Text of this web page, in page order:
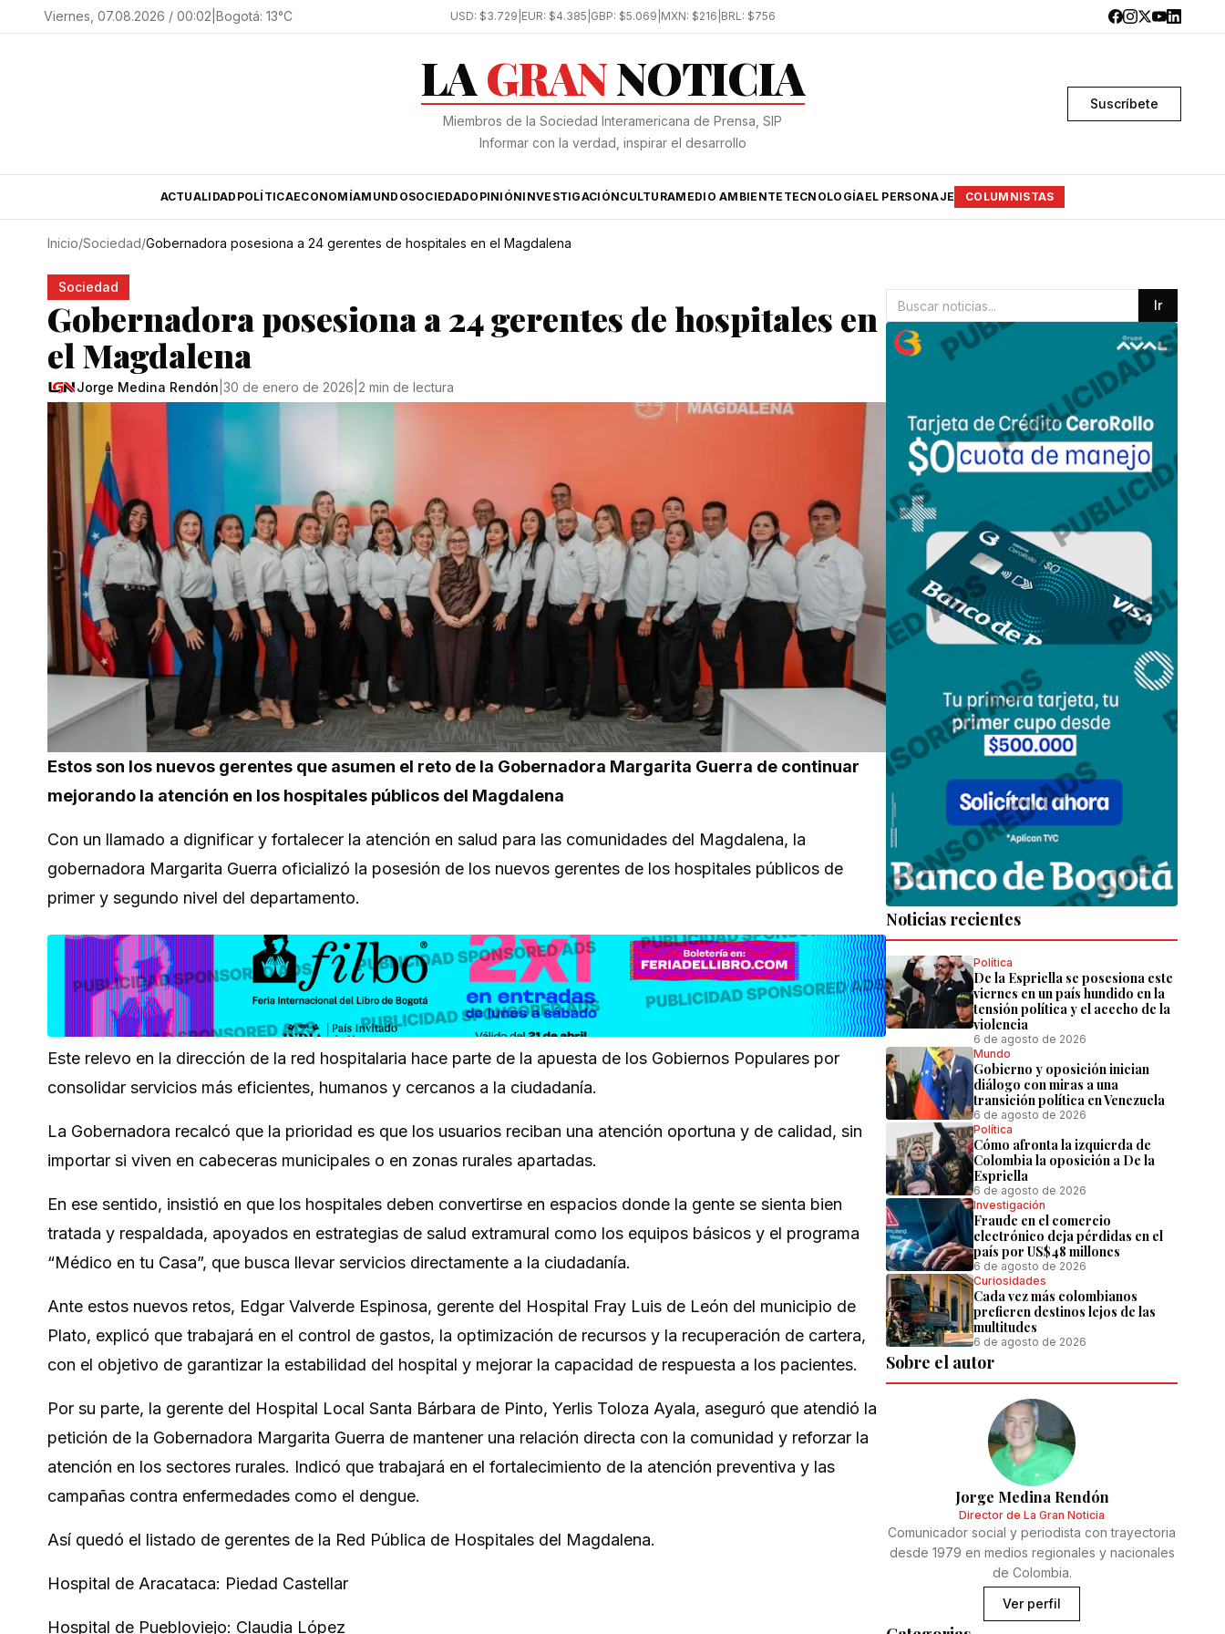
Viernes, 07.08.2026 / 00:02 Bogotá: 13°C USD: $3.729 EUR: $4.385 GBP: $5.069 MXN: $216 BRL: $756
LAGRANNOTICIA
Miembros de la Sociedad Interamericana de Prensa, SIP
Informar con la verdad, inspirar el desarrollo
Suscríbete
ACTUALIDAD POLÍTICAECONOMÍAMUNDOSOCIEDADOPINIÓNINVESTIGACIÓNCULTURAMEDIO AMBIENTE TECNOLOGÍAEL PERSONAJE COLUMNISTAS
Inicio/Sociedad/Gobernadora posesiona a 24 gerentes de hospitales en el Magdalena
Sociedad
Gobernadora posesiona a 24 gerentes de hospitales en
el Magdalena
Jorge Medina Rendón 30 de enero de 2026 2 min de lectura
Estos son los nuevos gerentes que asumen el reto de la Gobernadora Margarita Guerra de continuar
mejorando la atención en los hospitales públicos del Magdalena
Con un llamado a dignificar y fortalecer la atención en salud para las comunidades del Magdalena, la
gobernadora Margarita Guerra oficializó la posesión de los nuevos gerentes de los hospitales públicos de
primer y segundo nivel del departamento.
Este relevo en la dirección de la red hospitalaria hace parte de la apuesta de los Gobiernos Populares por
consolidar servicios más eficientes, humanos y cercanos a la ciudadanía.
La Gobernadora recalcó que la prioridad es que los usuarios reciban una atención oportuna y de calidad, sin
importar si viven en cabeceras municipales o en zonas rurales apartadas.
En ese sentido, insistió en que los hospitales deben convertirse en espacios donde la gente se sienta bien
tratada y respaldada, apoyados en estrategias de salud extramural como los equipos básicos y el programa
“Médico en tu Casa”, que busca llevar servicios directamente a la ciudadanía.
Ante estos nuevos retos, Edgar Valverde Espinosa, gerente del Hospital Fray Luis de León del municipio de
Plato, explicó que trabajará en el control de gastos, la optimización de recursos y la recuperación de cartera,
con el objetivo de garantizar la estabilidad del hospital y mejorar la capacidad de respuesta a los pacientes.
Por su parte, la gerente del Hospital Local Santa Bárbara de Pinto, Yerlis Toloza Ayala, aseguró que atendió la
petición de la Gobernadora Margarita Guerra de mantener una relación directa con la comunidad y reforzar la
atención en los sectores rurales. Indicó que trabajará en el fortalecimiento de la atención preventiva y las
campañas contra enfermedades como el dengue.
Así quedó el listado de gerentes de la Red Pública de Hospitales del Magdalena.
Hospital de Aracataca: Piedad Castellar
Hospital de Puebloviejo: Claudia López
Ir
Noticias recientes
Política
De la Espriella se posesiona este
viernes en un país hundido en la
tensión política y el acecho de la
violencia
6 de agosto de 2026
Mundo
Gobierno y oposición inician
diálogo con miras a una
transición política en Venezuela
6 de agosto de 2026
Política
Cómo afronta la izquierda de
Colombia la oposición a De la
Espriella
6 de agosto de 2026
Investigación
Fraude en el comercio
electrónico deja pérdidas en el
país por US$48 millones
6 de agosto de 2026
Curiosidades
Cada vez más colombianos
prefieren destinos lejos de las
multitudes
6 de agosto de 2026
Sobre el autor
Jorge Medina Rendón
Director de La Gran Noticia
Comunicador social y periodista con trayectoria
desde 1979 en medios regionales y nacionales
de Colombia.
Ver perfil